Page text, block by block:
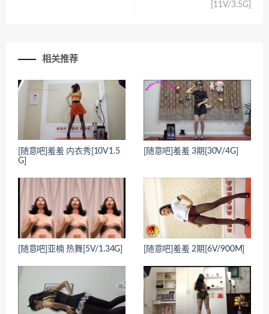
[11V/3.5G]
相关推荐
[随意吧]羞羞 内衣秀[10V1.5
G]
[随意吧]羞羞 3期[30V/4G]
[随意吧]亚楠 热舞[5V/1.34G] [随意吧]羞羞 2期[6V/900M]